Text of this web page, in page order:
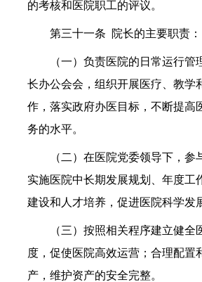
的考核和医院职工的评议。
第三十一条 院长的主要职责：
（一）负责医院的日常运行管
长办公会会，组织开展医疗、教学
作，落实政府办医目标，不断提高
务的水平。
（二）在医院党委领导下，参
实施医院中长期发展规划、年度工
建设和人才培养，促进医院科学发
（三）按照相关程序建立健全
度，促使医院高效运营；合理配置
产，维护资产的安全完整。